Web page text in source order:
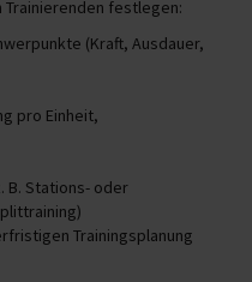
festlegen:
(Kraft, Ausdauer,
pro Einheit,
B. Stations- oder
Trainingsplanung